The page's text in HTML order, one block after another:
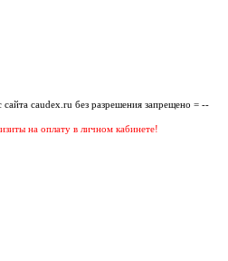
сайта caudex.ru без разрешения запрещено = --
на оплату в личном кабинете!